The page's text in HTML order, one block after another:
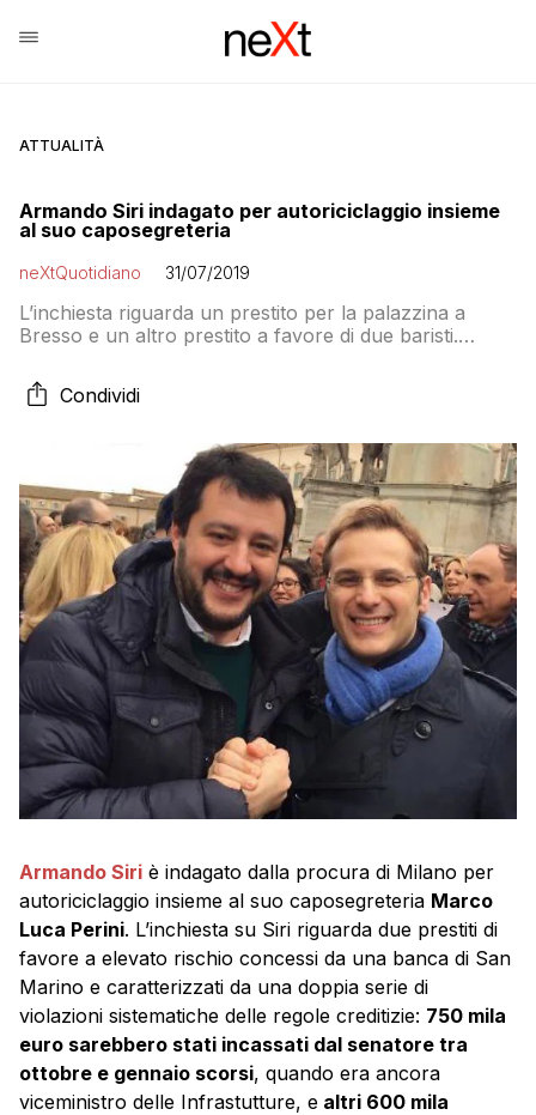
ATTUALITÀ
Armando Siri indagato per autoriciclaggio insieme
al suo caposegreteria
neXtQuotidiano 31/07/2019
L’inchiesta riguarda un prestito per la palazzina a
Bresso e un altro prestito a favore di due baristi.
con il senatore. Nell’inchiesta documenti che risultano
‘alterati’, ‘cancellati’, ‘omessi’ o ‘tenuti nascosti’
Condividi
Armando Siri è indagato dalla procura di Milano per
autoriciclaggio insieme al suo caposegreteria Marco
Luca Perini. L’inchiesta su Siri riguarda due prestiti di
favore a elevato rischio concessi da una banca di San
Marino e caratterizzati da una doppia serie di
violazioni sistematiche delle regole creditizie: 750 mila
euro sarebbero stati incassati dal senatore tra
ottobre e gennaio scorsi, quando era ancora
viceministro delle Infrastutture, e altri 600 mila